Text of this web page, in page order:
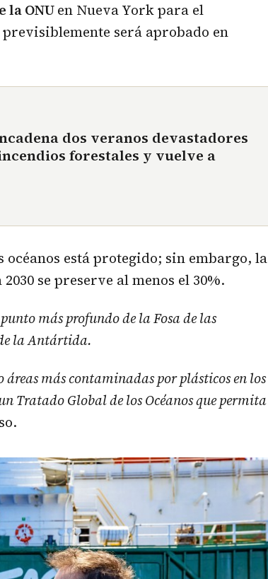
la ONUen Nueva York para el
será aprobado en
dos veranos devastadores
forestales y vuelve a
océanos está protegido; sin embargo, la
se preserve al menos el 30%.
más profundo de la Fosa de las
la Antártida.
áreas más contaminadas por plásticos en los
Tratado Global de los Océanos que permita